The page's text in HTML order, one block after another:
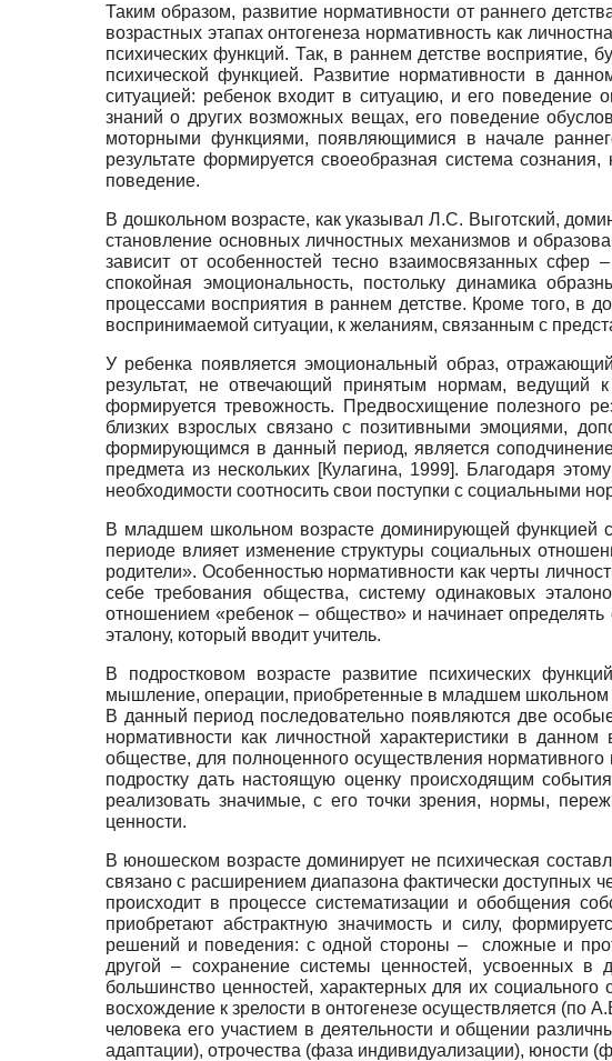
Таким образом, развитие нормативности от раннего
возрастных этапах онтогенеза нормативность как
психических функций. Так, в раннем детстве
психической функцией. Развитие нормативности в
ситуацией: ребенок входит в ситуацию, и его поведение
знаний о других возможных вещах, его поведение
моторными функциями, появляющимися в начале
результате формируется своеобразная система
поведение.
В дошкольном возрасте, как указывал Л.С. Выготский,
становление основных личностных механизмов и
зависит от особенностей тесно взаимосвязанных
спокойная эмоциональность, постольку динамика
процессами восприятия в раннем детстве. Кроме того, в
воспринимаемой ситуации, к желаниям, связанным с
У ребенка появляется эмоциональный образ,
результат, не отвечающий принятым нормам, ведущий
формируется тревожность. Предвосхищение полезного
близких взрослых связано с позитивными эмоциями,
формирующимся в данный период, является
предмета из нескольких [Кулагина, 1999]. Благодаря
необходимости соотносить свои поступки с социальными
В младшем школьном возрасте доминирующей функцией
периоде влияет изменение структуры социальных
родители». Особенностью нормативности как черты
себе требования общества, систему одинаковых
отношением «ребенок – общество» и начинает определять
эталону, который вводит учитель.
В подростковом возрасте развитие психических
мышление, операции, приобретенные в младшем школьном
В данный период последовательно появляются две
нормативности как личностной характеристики в
обществе, для полноценного осуществления
подростку дать настоящую оценку происходящим
реализовать значимые, с его точки зрения, нормы,
ценности.
В юношеском возрасте доминирует не психическая
связано с расширением диапазона фактически доступных
происходит в процессе систематизации и обобщения
приобретают абстрактную значимость и силу,
решений и поведения: с одной стороны – сложные и
другой – сохранение системы ценностей, усвоенных
большинство ценностей, характерных для их
восхождение к зрелости в онтогенезе осуществляется (по
человека его участием в деятельности и общении
адаптации), отрочества (фаза индивидуализации), юности